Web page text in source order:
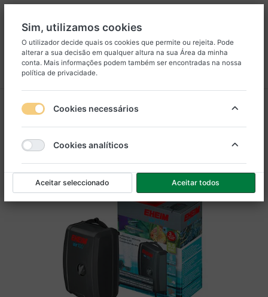
Menu Iniciar sessão
8
Sim, utilizamos cookies
O utilizador decide quais os cookies que permite ou rejeita. Pode
alterar a sua decisão em qualquer altura na sua Área da minha
conta. Mais informações podem também ser encontradas na nossa
política de privacidade.
Cookies necessários
Cookies analíticos
Aceitar seleccionado Aceitar todos